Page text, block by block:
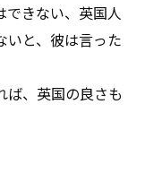
きない、英国人
いと、彼は言った
、英国の良さも